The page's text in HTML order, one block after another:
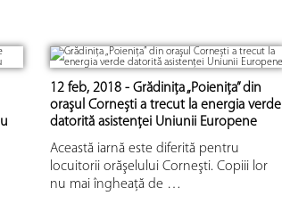
12 feb, 2018 - Grădinița „Poienița” din
oraşul Cornești a trecut la energia verde
datorită asistenţei Uniunii Europene
Această iarnă este diferită pentru
locuitorii orăşelului Corneşti. Copiii lor
nu mai îngheaţă de …